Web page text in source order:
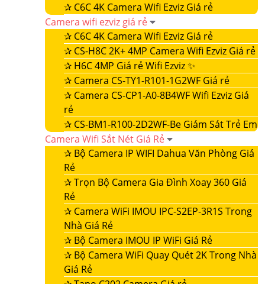
✰ C6C 4K Camera Wifi Ezviz Giá rẻ
Camera wifi ezviz giá rẻ
✰ C6C 4K Camera Wifi Ezviz Giá rẻ
✰ CS-H8C 2K+ 4MP Camera Wifi Ezviz Giá rẻ
✰ H6C 4MP Giá rẻ Wifi Ezviz ✨
✰ Camera CS-TY1-R101-1G2WF Giá rẻ
✰ Camera CS-CP1-A0-8B4WF Wifi Ezviz Giá
rẻ
✰ CS-BM1-R100-2D2WF-Be Giám Sát Trẻ Em
Camera Wifi Sắt Nét Giá Rẻ
✰ Bộ Camera IP WIFI Dahua Văn Phòng Giá
Rẻ
✰Trọn Bộ Camera Gia Đình Xoay 360 Giá
Rẻ
✰ Camera WiFi IMOU IPC-S2EP-3R1S Trong
Nhà Giá Rẻ
✰ Bộ Camera IMOU IP WiFi Giá Rẻ
✰ Bộ Camera WiFi Quay Quét 2K Trong Nhà
Giá Rẻ